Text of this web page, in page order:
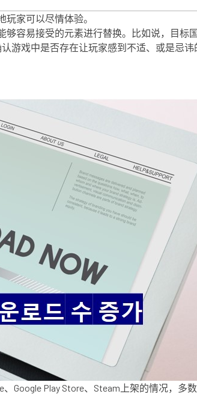
玩家可以尽情体验。
够容易接受的元素进行替换。比如说，目
游戏中是否存在让玩家感到不适、或是忌
Google Play Store、Steam上架的情况，